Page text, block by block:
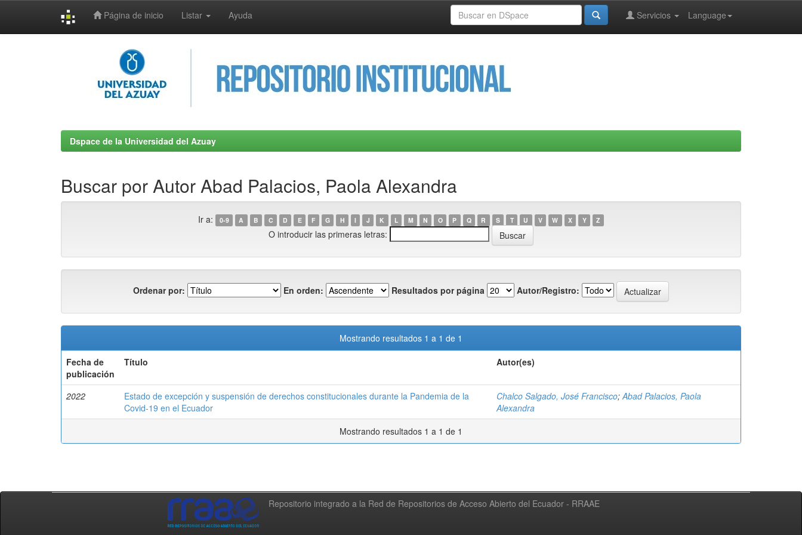
Página de inicio Listar Ayuda Language
Servicios
Dspace de la Universidad del Azuay
Buscar por Autor Abad Palacios, Paola Alexandra
Ir a: 0-9 A B C D E F G H I J K L M N O P Q R S T U V W X Y Z
O introducir las primeras letras:
Ordenar por: En orden: Resultados por página Autor/Registro:
Mostrando resultados 1 a 1 de 1
Fecha de
publicación
Título Autor(es)
2022
Estado de excepción y suspensión de derechos constitucionales durante la Pandemia de la
Covid-19 en el Ecuador
Chalco Salgado, José Francisco;Abad Palacios, Paola
Alexandra
Mostrando resultados 1 a 1 de 1
Repositorio integrado a la Red de Repositorios de Acceso Abierto del Ecuador - RRAAE